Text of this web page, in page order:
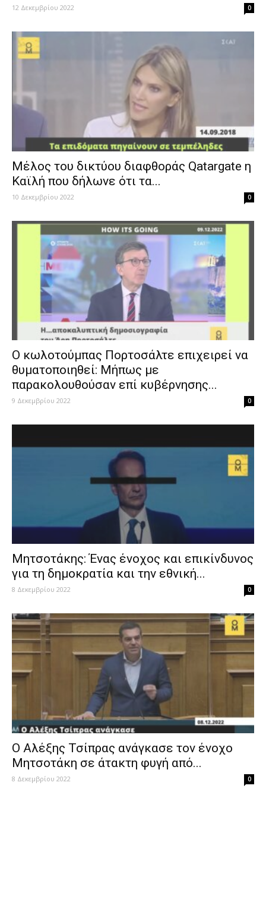
12 Δεκεμβρίου 2022 0
Μέλος του δικτύου διαφθοράς Qatargate η
Καϊλή που δήλωνε ότι τα...
10 Δεκεμβρίου 2022 0
Ο κωλοτούμπας Πορτοσάλτε επιχειρεί να
θυματοποιηθεί: Μήπως με
παρακολουθούσαν επί κυβέρνησης...
9 Δεκεμβρίου 2022 0
Μητσοτάκης: Ένας ένοχος και επικίνδυνος
για τη δημοκρατία και την εθνική...
8 Δεκεμβρίου 2022 0
Ο Αλέξης Τσίπρας ανάγκασε τον ένοχο
Μητσοτάκη σε άτακτη φυγή από...
8 Δεκεμβρίου 2022 0